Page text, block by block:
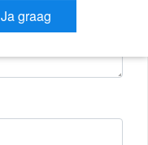
Ja graag